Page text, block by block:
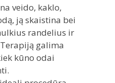
veido, kaklo,
ją skaistina bei
randelius ir
galima
kūno odai